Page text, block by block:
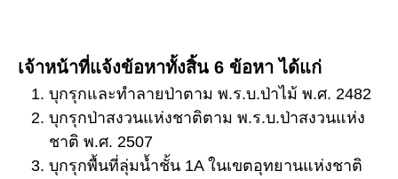
เจ้าหน้าที่แจ้งข้อหาทั้งสิ้น 6 ข้อหา ได้แก่
บุกรุกและทำลายป่าตาม พ.ร.บ.ป่าไม้ พ.ศ. 2482
บุกรุกป่าสงวนแห่งชาติตาม พ.ร.บ.ป่าสงวนแห่ง
ชาติ พ.ศ. 2507
บุกรุกพื้นที่ลุ่มน้ำชั้น 1A ในเขตอุทยานแห่งชาติ